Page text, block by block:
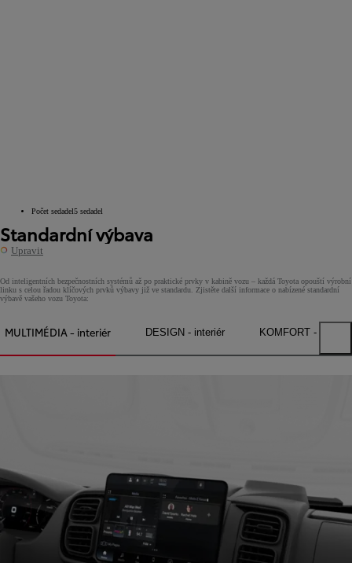
Počet sedadel5 sedadel
Standardní výbava
Upravit
Od inteligentních bezpečnostních systémů až po praktické prvky v kabině vozu – každá Toyota opouští výrobní
linku s celou řadou klíčových prvků výbavy již ve standardu. Zjistěte další informace o nabízené standardní
výbavě vašeho vozu Toyota:
MULTIMÉDIA - interiér DESIGN - interiér KOMFORT - interiér
Previous tabs